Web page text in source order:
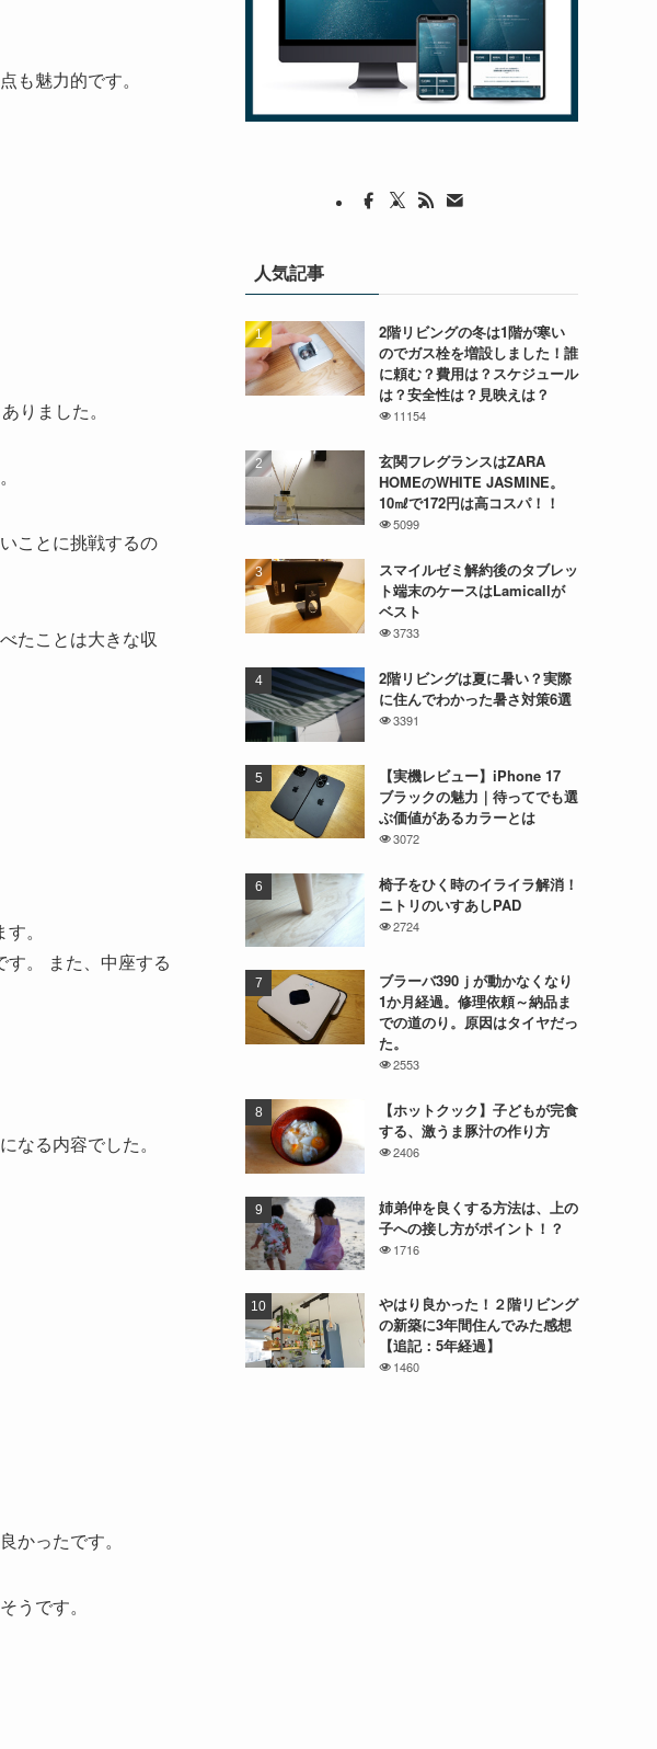
も魅力的です。
りました。
ことに挑戦するの
たことは大きな収
。
す。 また、中座する
なる内容でした。
かったです。
うです。
人気記事
2階リビングの冬は1階が寒い
のでガス栓を増設しました！誰
に頼む？費用は？スケジュール
は？安全性は？見映えは？
11154
玄関フレグランスはZARA
HOMEのWHITE JASMINE。
10㎖で172円は高コスパ！！
5099
スマイルゼミ解約後のタブレッ
ト端末のケースはLamicallが
ベスト
3733
2階リビングは夏に暑い？実際
に住んでわかった暑さ対策6選
3391
【実機レビュー】iPhone 17
ブラックの魅力｜待ってでも選
ぶ価値があるカラーとは
3072
椅子をひく時のイライラ解消！
ニトリのいすあしPAD
2724
ブラーバ390ｊが動かなくなり
1か月経過。修理依頼～納品ま
での道のり。原因はタイヤだっ
た。
2553
【ホットクック】子どもが完食
する、激うま豚汁の作り方
2406
姉弟仲を良くする方法は、上の
子への接し方がポイント！？
1716
やはり良かった！２階リビング
の新築に3年間住んでみた感想
【追記：5年経過】
1460